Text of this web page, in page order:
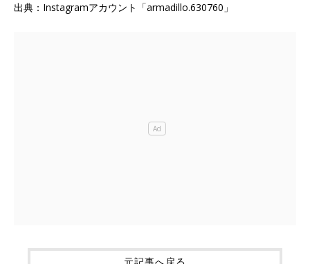
出典：Instagramアカウント「armadillo.630760」